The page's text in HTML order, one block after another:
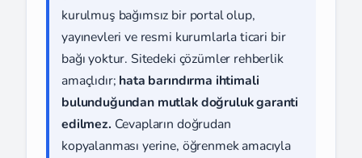
kurulmuş bağımsız bir portal olup,
yayınevleri ve resmi kurumlarla ticari bir
bağı yoktur. Sitedeki çözümler rehberlik
amaçlıdır; hata barındırma ihtimali
bulunduğundan mutlak doğruluk garanti
edilmez. Cevapların doğrudan
kopyalanması yerine, öğrenmek amacıyla